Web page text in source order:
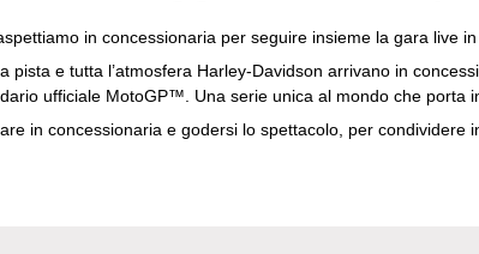
in concessionaria per seguire insieme la gara live
pista e tutta l’atmosfera Harley-Davidson arrivano in
ufficiale MotoGP™. Una serie unica al mondo che porta
in concessionaria e godersi lo spettacolo, per